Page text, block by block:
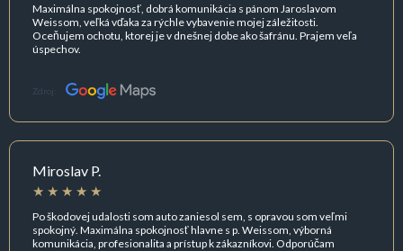
Maximálna spokojnosť, dobrá komunikácia s pánom Jaroslavom
Weissom, veľká vďaka za rýchle vybavenie mojej záležitosti.
Oceňujem ochotu, ktorej je v dnešnej dobe ako šafránu. Prajem veľa
úspechov.
Zdroj:
Miroslav P.
Po škodovej udalosti som auto zaniesol sem, s opravou som veľmi
spokojný. Maximálna spokojnosť hlavne s p. Weissom, výborná
komunikácia, profesionalita a prístup k zákazníkovi. Odporúčam